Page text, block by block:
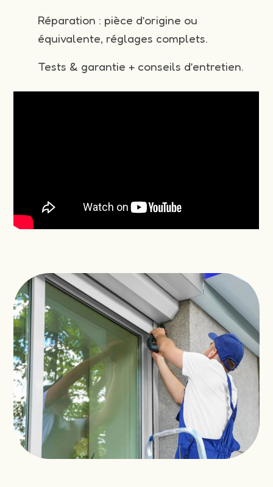
Réparation : pièce d’origine ou
équivalente, réglages complets.
Tests & garantie + conseils d’entretien.